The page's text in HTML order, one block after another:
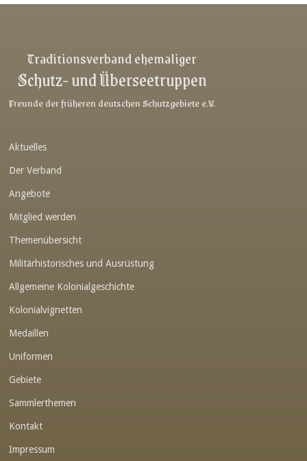
Traditionsverband ehemaliger
Schutz- und Überseetruppen
Freunde der früheren deutschen Schutzgebiete e.V.
Aktuelles
Der Verband
Angebote
Mitglied werden
Themenübersicht
Militärhistorisches und Ausrüstung
Allgemeine Kolonialgeschichte
Kolonialvignetten
Medaillen
Uniformen
Gebiete
Sammlerthemen
Kontakt
Impressum